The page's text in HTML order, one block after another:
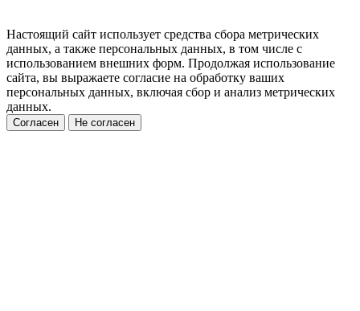
Настоящий сайт использует средства сбора метрических
данных, а также персональных данных, в том числе с
использованием внешних форм. Продолжая использование
сайта, вы выражаете согласие на обработку ваших
персональных данных, включая сбор и анализ метрических
данных.
Согласен Не согласен